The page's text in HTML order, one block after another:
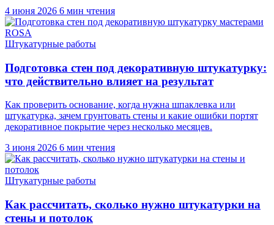
4 июня 2026 6 мин чтения
Штукатурные работы
Подготовка стен под декоративную штукатурку:
что действительно влияет на результат
Как проверить основание, когда нужна шпаклевка или
штукатурка, зачем грунтовать стены и какие ошибки портят
декоративное покрытие через несколько месяцев.
3 июня 2026 6 мин чтения
Штукатурные работы
Как рассчитать, сколько нужно штукатурки на
стены и потолок